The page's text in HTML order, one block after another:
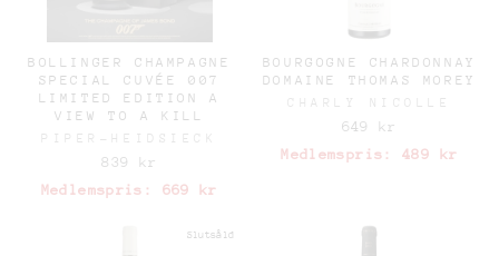
BOLLINGER CHAMPAGNE
SPECIAL CUVÉE 007
LIMITED EDITION A
VIEW TO A KILL
PIPER-HEIDSIECK
839 kr
Medlemspris:
669 kr
BOURGOGNE CHARDONNAY
DOMAINE THOMAS MOREY
CHARLY NICOLLE
649 kr
Medlemspris:
489 kr
Slutsåld